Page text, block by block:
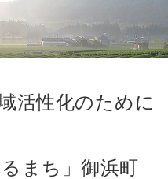
活性化のために
まち」御浜町